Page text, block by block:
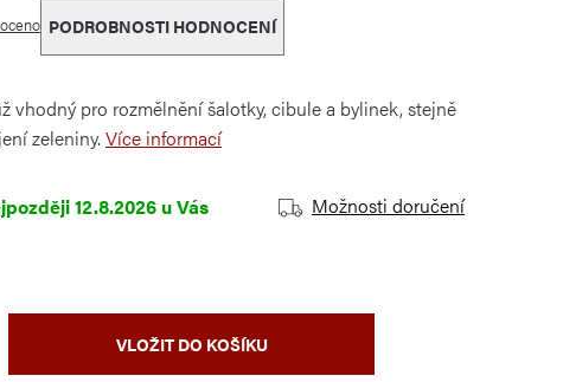
PODROBNOSTI HODNOCENÍ
vhodný pro rozmělnění šalotky, cibule a bylinek, stejně
zeleniny. Více informací
12.8.2026 Možnosti doručení
VLOŽIT DO KOŠÍKU